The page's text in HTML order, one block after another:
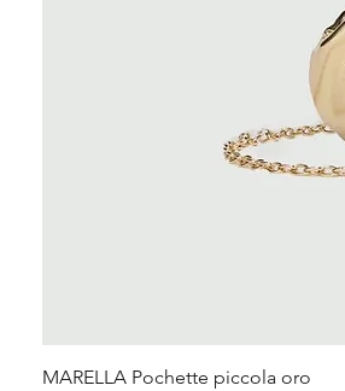
MARELLA Pochette piccola oro